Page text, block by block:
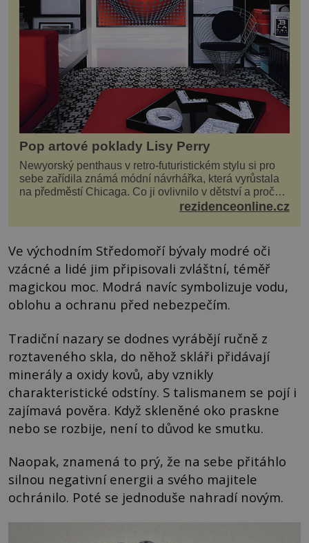
Pop artové poklady Lisy Perry
Newyorský penthaus v retro-futuristickém stylu si pro
sebe zařídila známá módní návrhářka, která vyrůstala
na předměstí Chicaga. Co ji ovlivnilo v dětství a proč
vypadá její domov právě takto? Interié...rezidenceonline.cz
Ve východním Středomoří bývaly modré oči
vzácné a lidé jim připisovali zvláštní, téměř
magickou moc. Modrá navíc symbolizuje vodu,
oblohu a ochranu před nebezpečím.
Tradiční nazary se dodnes vyrábějí ručně z
roztaveného skla, do něhož skláři přidávají
minerály a oxidy kovů, aby vznikly
charakteristické odstíny. S talismanem se pojí i
zajímavá pověra. Když skleněné oko praskne
nebo se rozbije, není to důvod ke smutku.
Naopak, znamená to prý, že na sebe přitáhlo
silnou negativní energii a svého majitele
ochránilo. Poté se jednoduše nahradí novým.